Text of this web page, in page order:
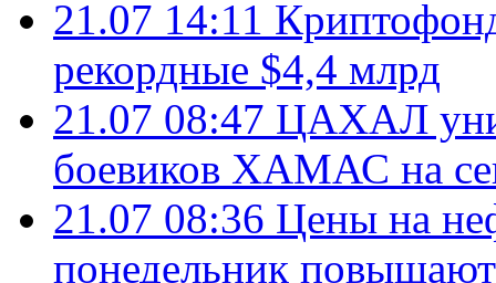
21.07 14:11
рекордные $4,4 млрд
21.07 08:47 ЦАХАЛ
боевиков ХАМАС на
21.07 08:36 Цены на
понедельник